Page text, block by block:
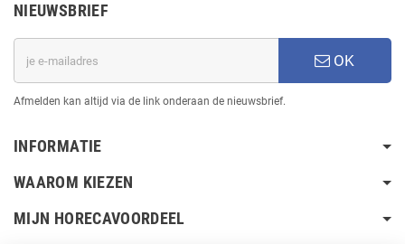
NIEUWSBRIEF
OK
Afmelden kan altijd via de link onderaan de nieuwsbrief.
INFORMATIE
WAAROM KIEZEN
MIJN HORECAVOORDEEL